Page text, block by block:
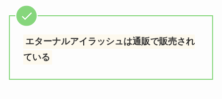
エターナルアイラッシュは通販で販売され
ている